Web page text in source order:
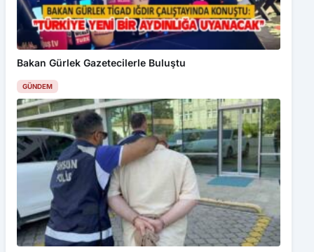
Bakan Gürlek Gazetecilerle Buluştu
GÜNDEM